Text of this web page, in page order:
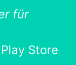
für
Store